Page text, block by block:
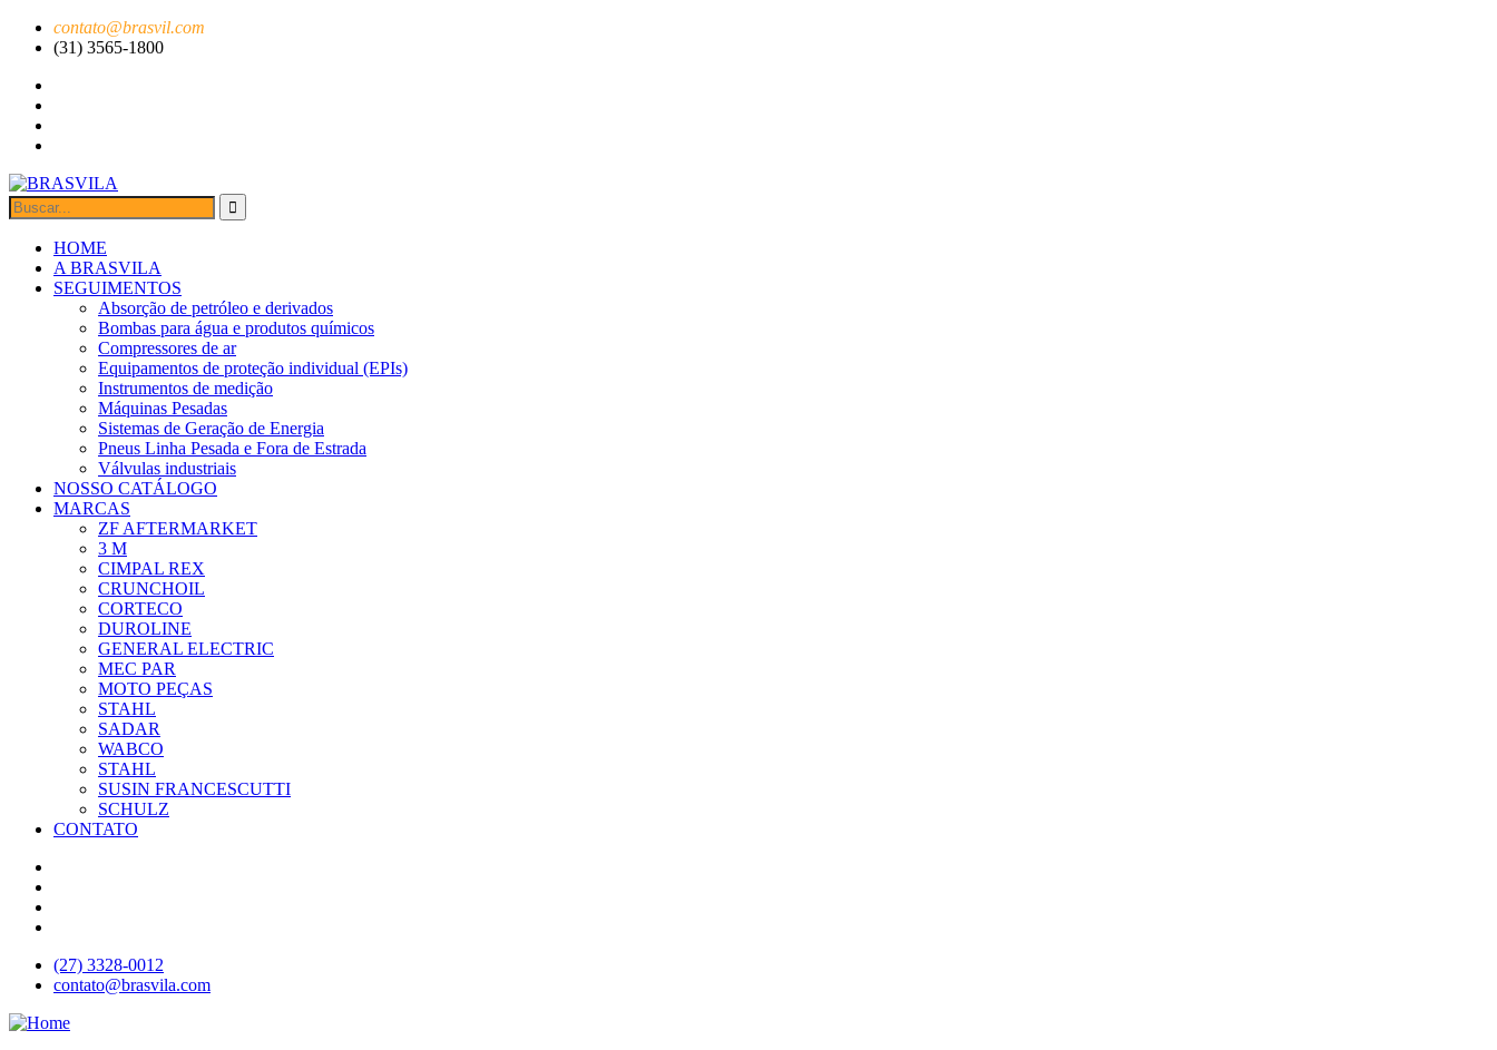
contato@brasvil.com
(31) 3565-1800
HOME
A BRASVILA
SEGUIMENTOS
Absorção de petróleo e derivados
Bombas para água e produtos químicos
Compressores de ar
Equipamentos de proteção individual (EPIs)
Instrumentos de medição
Máquinas Pesadas
Sistemas de Geração de Energia
Pneus Linha Pesada e Fora de Estrada
Válvulas industriais
NOSSO CATÁLOGO
MARCAS
ZF AFTERMARKET
3 M
CIMPAL REX
CRUNCHOIL
CORTECO
DUROLINE
GENERAL ELECTRIC
MEC PAR
MOTO PEÇAS
STAHL
SADAR
WABCO
STAHL
SUSIN FRANCESCUTTI
SCHULZ
CONTATO
(27) 3328-0012
contato@brasvila.com